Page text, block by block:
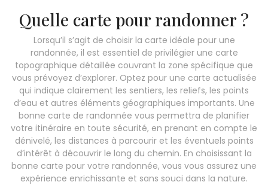
Quelle carte pour randonner ?
Lorsqu’il s’agit de choisir la carte idéale pour une
randonnée, il est essentiel de privilégier une carte
topographique détaillée couvrant la zone spécifique que
vous prévoyez d’explorer. Optez pour une carte actualisée
qui indique clairement les sentiers, les reliefs, les points
d’eau et autres éléments géographiques importants. Une
bonne carte de randonnée vous permettra de planifier
votre itinéraire en toute sécurité, en prenant en compte le
dénivelé, les distances à parcourir et les éventuels points
d’intérêt à découvrir le long du chemin. En choisissant la
bonne carte pour votre randonnée, vous vous assurez une
expérience enrichissante et sans souci dans la nature.